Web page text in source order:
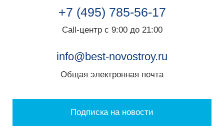
+7 (495) 785-56-17
Call-центр с 9:00 до 21:00
info@best-novostroy.ru
Общая электронная почта
Подписка на новости